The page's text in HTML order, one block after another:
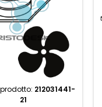
212031441-
21